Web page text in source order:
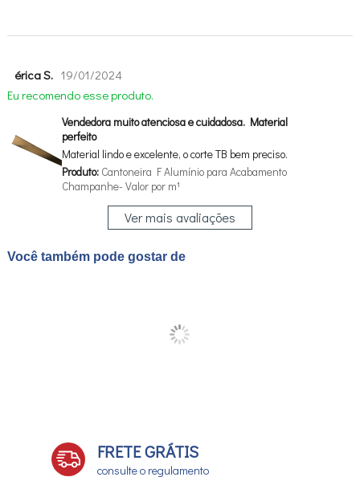
érica S. 19/01/2024
Eu recomendo esse produto.
Vendedora muito atenciosa e cuidadosa. Material
perfeito
Material lindo e excelente, o corte TB bem preciso.
Produto:Cantoneira F Alumínio para Acabamento
Champanhe- Valor por m¹
Ver mais avaliações
Você também pode gostar de
FRETE GRÁTIS
consulte o regulamento